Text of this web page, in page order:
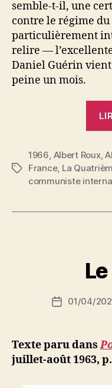
semble-t-il, une
contre le régime
particulièrement
relire —
Daniel Guérin
peine un mois.
Étiquettes
1966, Albert Roux,
France, La
communiste
Date01/04/
Texte paru dans
juillet-août 1963, p.